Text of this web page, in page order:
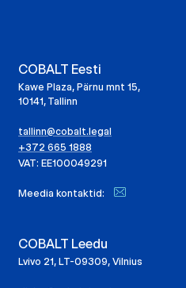
COBALT Eesti
Kawe Plaza, Pärnu mnt 15,
10141, Tallinn
tallinn@cobalt.legal
+372 665 1888
VAT: EE100049291
Meedia kontaktid:
COBALT Leedu
Lvivo 21, LT-09309, Vilnius